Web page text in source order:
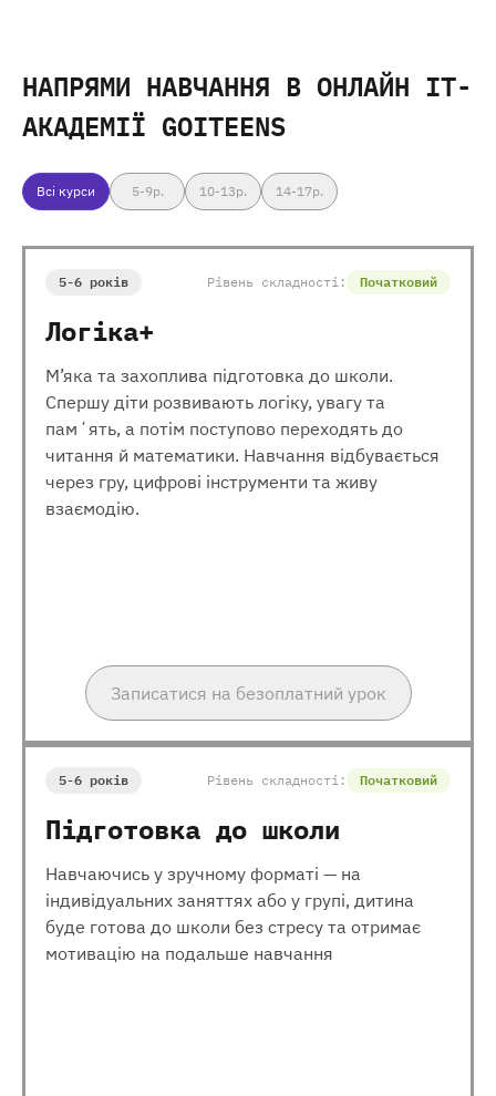
НАПРЯМИ НАВЧАННЯ В ОНЛАЙН IT-
АКАДЕМІЇ GOITEENS
Всі курси 5-9р. 10-13р. 14-17р.
5-6 років Рівень складності: Початковий
Логіка+
М’яка та захоплива підготовка до школи.
Спершу діти розвивають логіку, увагу та
памʼять, а потім поступово переходять до
читання й математики. Навчання відбувається
через гру, цифрові інструменти та живу
взаємодію.
Записатися на безоплатний урок
5-6 років Рівень складності: Початковий
Підготовка до школи
Навчаючись у зручному форматі — на
індивідуальних заняттях або у групі, дитина
буде готова до школи без стресу та отримає
мотивацію на подальше навчання